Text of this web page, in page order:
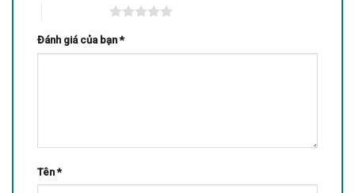
Đánh giá của bạn*
Tên*